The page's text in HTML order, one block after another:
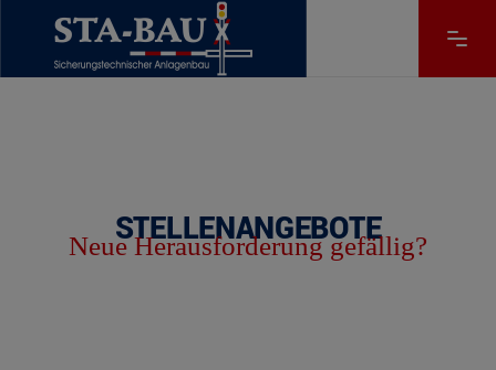
STELLENANGEBOTE
Neue Herausforderung gefällig?